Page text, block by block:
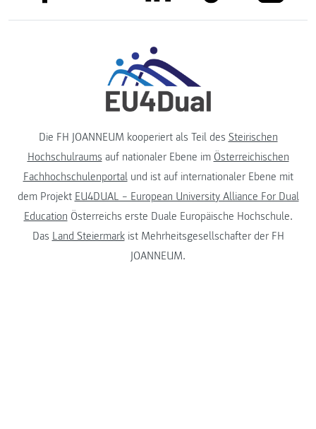
Die FH JOANNEUM kooperiert als Teil des Steirischen
Hochschulraums auf nationaler Ebene im Österreichischen
Fachhochschulenportalund ist auf internationaler Ebene mit
dem Projekt EU4DUAL – European University Alliance For Dual
Education Österreichs erste Duale Europäische Hochschule.
Das Land Steiermarkist Mehrheitsgesellschafter der FH
JOANNEUM.